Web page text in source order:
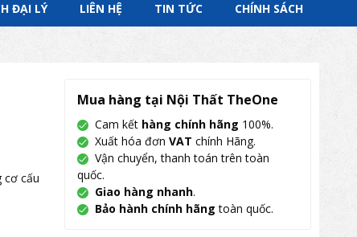
ĐẠI LÝ LIÊN HỆ TIN TỨC
CHÍNH SÁCH
cơ cấu
Mua hàng tại Nội Thất TheOne
Cam kết hàng chính hãng 100%.
Xuất hóa đơn VAT chính Hãng.
Vận chuyển, thanh toán trên toàn
quốc.
Giao hàng nhanh.
Bảo hành chính hãng toàn quốc.